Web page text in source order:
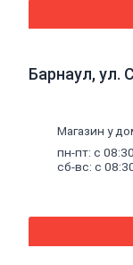
Барнаул, ул.
Магазин у
пн-пт: с
сб-вс: с